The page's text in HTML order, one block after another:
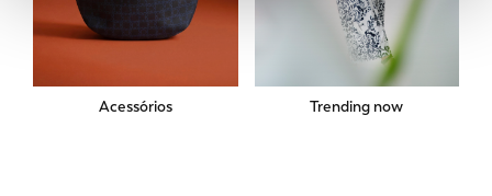
Acessórios Trending now